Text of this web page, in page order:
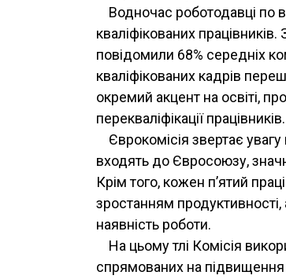
Водночас роботодавці
кваліфікованих
повідомили 68% середніх
кваліфікованих кадрів
окремий акцент на освіті,
перекваліфікації працівників.
Єврокомісія звертає
входять до Євросоюзу,
Крім того, кожен п’ятий
зростанням
наявність роботи.
На цьому тлі Комісія
спрямованих на підвищення